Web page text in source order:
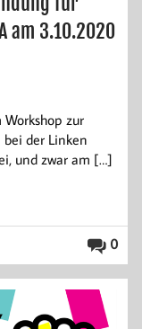
am 3.10.2020
zur
bei der Linken
und zwar am […]
0